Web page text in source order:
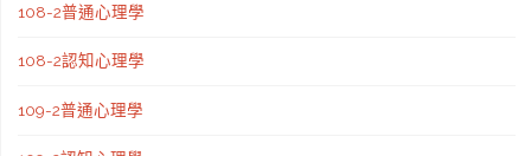
108-2普通心理學
108-2認知心理學
109-2普通心理學